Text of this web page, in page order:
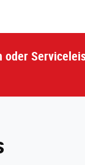
oder